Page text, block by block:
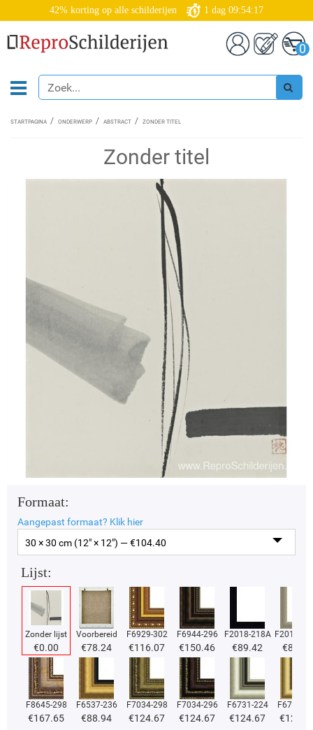
42% korting op alle schilderijen 1 dag 09:54:16
0
STARTPAGINA ONDERWERP ABSTRACT ZONDER TITEL
Zonder titel
Formaat:
Aangepast formaat? Klik hier
30 × 30 cm (12" × 12") — €104.40
Lijst:
Zonder lijst
€0.00
Voorbereid
€78.24
F6929-302
€116.07
F6944-296
€150.46
F2018-218A
€89.42
F2018-
€89.42
F8645-298
€167.65
F6537-236
€88.94
F7034-298
€124.67
F7034-296
€124.67
F6731-224
€124.67
F6731-
€